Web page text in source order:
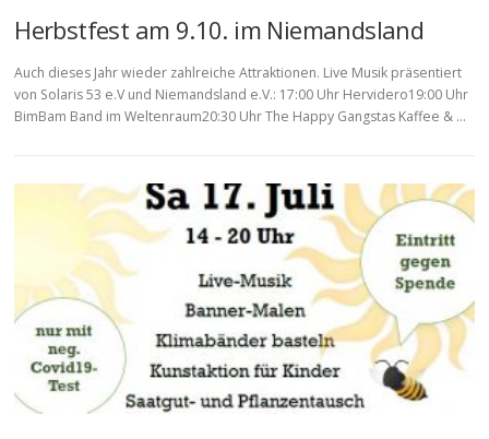
Herbstfest am 9.10. im Niemandsland
Auch dieses Jahr wieder zahlreiche Attraktionen. Live Musik präsentiert
von Solaris 53 e.V und Niemandsland e.V.: 17:00 Uhr Hervidero19:00 Uhr
BimBam Band im Weltenraum20:30 Uhr The Happy Gangstas Kaffee & …